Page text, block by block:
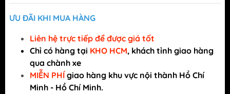
ƯU ĐÃI KHI MUA HÀNG
Liên hệ trực tiếp để được giá tốt
Chỉ có hàng tại KHO HCM, khách tỉnh giao hàng
qua chành xe
MIỄN PHÍ giao hàng khu vực nội thành Hồ Chí
Minh - Hồ Chí Minh.